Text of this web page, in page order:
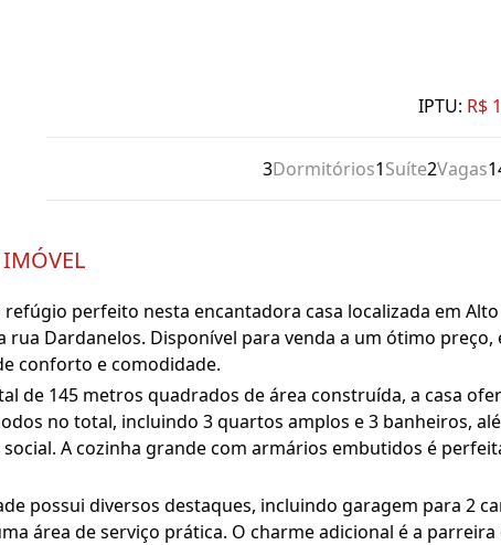
IPTU: R$
3Dormitórios1Suíte2Vagas
refúgio perfeito nesta encantadora casa localizada em
rua Dardanelos. Disponível para venda a um ótimo
conforto e comodidade.
de 145 metros quadrados de área construída, a casa
no total, incluindo 3 quartos amplos e 3 banheiros,
A cozinha grande com armários embutidos é
possui diversos destaques, incluindo garagem para 2
área de serviço prática. O charme adicional é a